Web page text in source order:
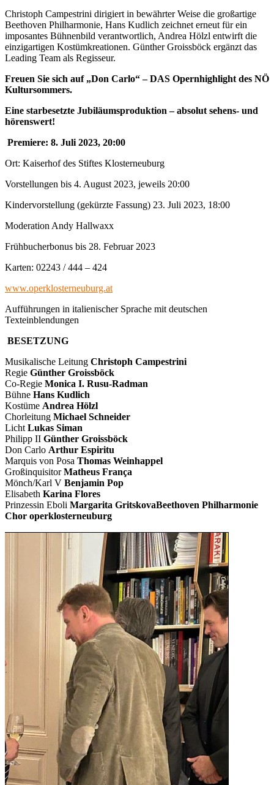
Christoph Campestrini dirigiert in bewährter Weise die großartige
Beethoven Philharmonie, Hans Kudlich zeichnet erneut für ein
imposantes Bühnenbild verantwortlich, Andrea Hölzl entwirft die
einzigartigen Kostümkreationen. Günther Groissböck ergänzt das
Leading Team als Regisseur.
Freuen Sie sich auf „Don Carlo“ – DAS Opernhighlight des NÖ
Kultursommers.
Eine starbesetzte Jubiläumsproduktion – absolut sehens- und
hörenswert!
Premiere: 8. Juli 2023, 20:00
Ort: Kaiserhof des Stiftes Klosterneuburg
Vorstellungen bis 4. August 2023, jeweils 20:00
Kindervorstellung (gekürzte Fassung) 23. Juli 2023, 18:00
Moderation Andy Hallwaxx
Frühbucherbonus bis 28. Februar 2023
Karten: 02243 / 444 – 424
www.operklosterneuburg.at
Aufführungen in italienischer Sprache mit deutschen
Texteinblendungen
BESETZUNG
Musikalische Leitung Christoph Campestrini
Regie Günther Groissböck
Co-Regie Monica I. Rusu-Radman
Bühne Hans Kudlich
Kostüme Andrea Hölzl
Chorleitung Michael Schneider
Licht Lukas Siman
Philipp II Günther Groissböck
Don Carlo Arthur Espiritu
Marquis von Posa Thomas Weinhappel
GroßinquisitorMatheus França
Mönch/Karl V Benjamin Pop
Elisabeth Karina Flores
Prinzessin Eboli Margarita GritskovaBeethoven Philharmonie
Chor operklosterneuburg